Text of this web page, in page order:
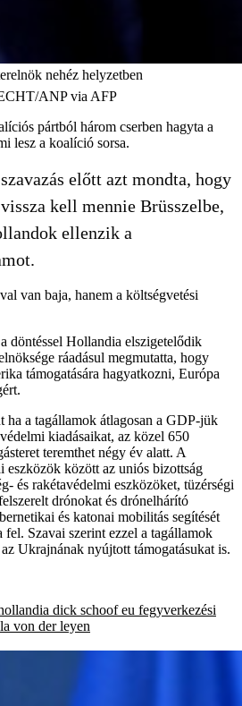
nehéz helyzetben
ANP via AFP
pártból három cserben hagyta a
lesz a koalíció sorsa.
előtt azt mondta, hogy
kell mennie Brüsszelbe,
ellenzik a
van baja, hanem a költségvetési
döntéssel Hollandia elszigetelődik
ráadásul megmutatta, hogy
támogatására hagyatkozni, Európa
ha a tagállamok átlagosan a GDP-jük
kiadásaikat, az közel 650
teremthet négy év alatt. A
eszközök között az uniós bizottság
és rakétavédelmi eszközöket, tüzérségi
drónokat és drónelhárító
és katonai mobilitás segítését
fel. Szavai szerint ezzel a tagállamok
Ukrajnának nyújtott támogatásukat is.
dick schoof eu fegyverkezési
von der leyen